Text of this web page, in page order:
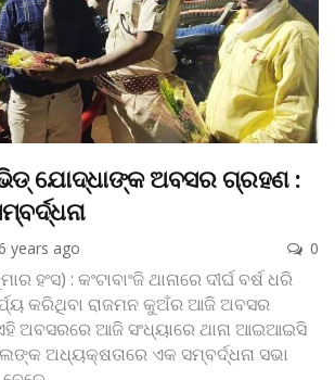
ଯୋଦ୍ଧାଙ୍କ ଅବସର ଗ୍ରହଣ :
6 years ago 0
ହଂସ) : କଂଟାବାଂଜି ଥାନାରେ ଦୀର୍ଘ ବର୍ଷ ଧରି
କରିଥିବା ରାଜମନ କୁଅଁର ଆଜି ଅବସର
ଅବସରରେ ଆଜି ସଂଧ୍ୟାରେ ଥାନା ଆଇଆଇସି
ଅଧ୍ୟକ୍ଷତାରେ ଏକ ସମ୍ବର୍ଦ୍ଧନା ସଭା